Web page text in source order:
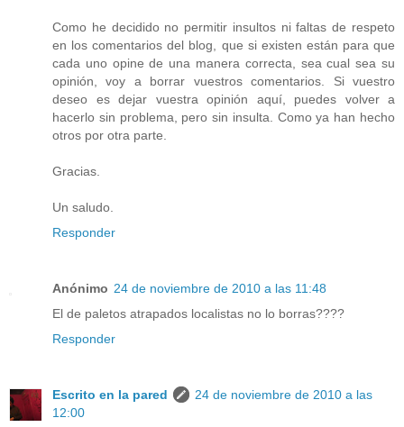
Como he decidido no permitir insultos ni faltas de respeto
en los comentarios del blog, que si existen están para que
cada uno opine de una manera correcta, sea cual sea su
opinión, voy a borrar vuestros comentarios. Si vuestro
deseo es dejar vuestra opinión aquí, puedes volver a
hacerlo sin problema, pero sin insulta. Como ya han hecho
otros por otra parte.
Gracias.
Un saludo.
Responder
Anónimo 24 de noviembre de 2010 a las 11:48
El de paletos atrapados localistas no lo borras????
Responder
Escrito en la pared
24 de noviembre de 2010 a las
12:00